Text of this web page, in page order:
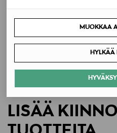
MUOKKAA
HYLKÄÄ
Koko
One size
Valmistusmaa
Valmistajan tuotenumero
LISÄÄ